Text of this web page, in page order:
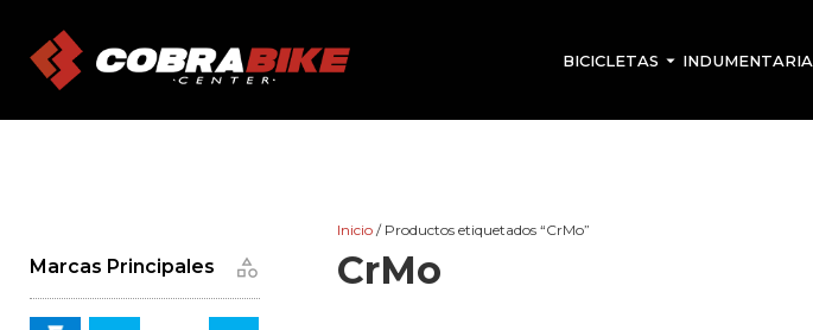
content
BICICLETAS INDUMENTARIA
Inicio/ Productos etiquetados “CrMo”
CrMo
Marcas Principales